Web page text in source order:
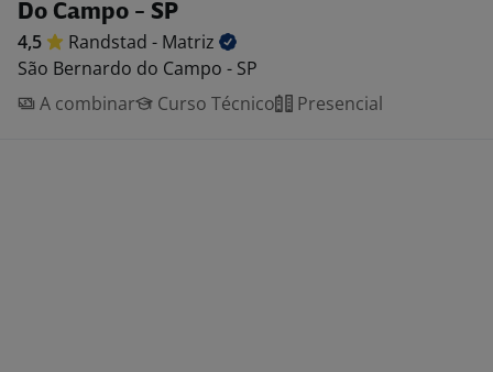
Do Campo - SP
4,5 Randstad - Matriz
São Bernardo do Campo - SP
A combinar
Curso Técnico Presencial